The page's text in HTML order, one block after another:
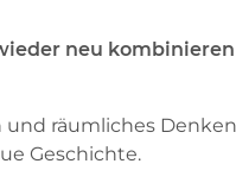
neu kombinieren
räumliches
Geschichte.